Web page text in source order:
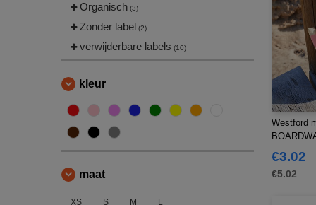
Organisch (3)
Zonder label (2)
verwijderbare labels (10)
kleur
maat
XS S M L
Westford
€3.02
€5.02